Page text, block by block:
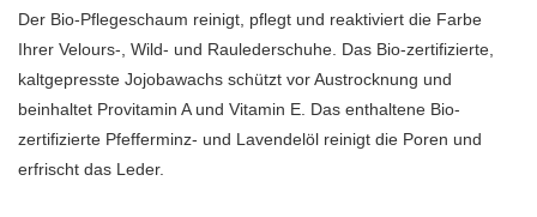
Der Bio-Pflegeschaum reinigt, pflegt und reaktiviert die Farbe
Ihrer Velours-, Wild- und Raulederschuhe. Das Bio-zertifizierte,
kaltgepresste Jojobawachs schützt vor Austrocknung und
beinhaltet Provitamin A und Vitamin E. Das enthaltene Bio-
zertifizierte Pfefferminz- und Lavendelöl reinigt die Poren und
erfrischt das Leder.